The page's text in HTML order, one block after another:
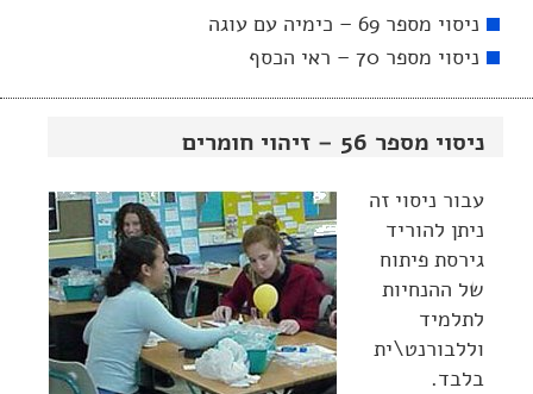
ניסוי מספר 56 – זיהוי חומרים
עבור ניסוי זה
ניתן להוריד
גירסת פיתוח
של ההנחיות
לתלמיד
וללבורנט\ית
בלבד.
ניסוי מספר 69 – כימיה עם עוגה
ניסוי מספר 70 – ראי הכסף